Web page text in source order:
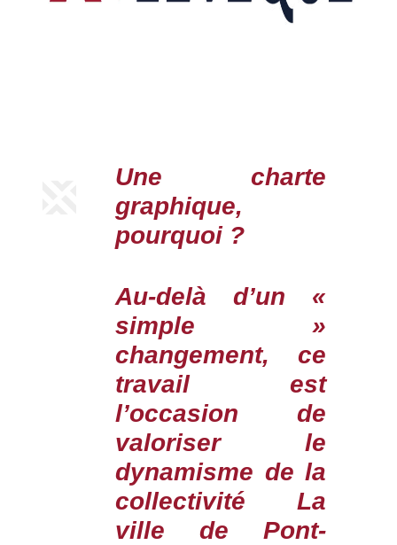
Une charte
graphique,
pourquoi ?
Au-delà d’un «
simple »
changement, ce
travail est
l’occasion de
valoriser le
dynamisme de la
collectivité La
ville de Pont-